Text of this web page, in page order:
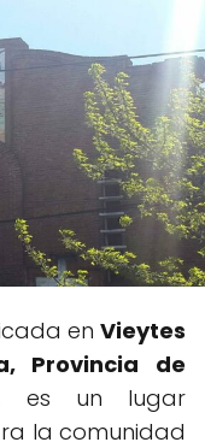
enVieytes
Provincia de
es un lugar
la comunidad